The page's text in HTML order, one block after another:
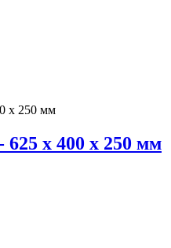
x 400 x 250 мм